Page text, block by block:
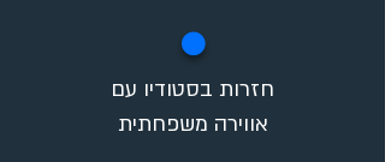
✪
חזרות בסטודיו עם
אווירה משפחתית